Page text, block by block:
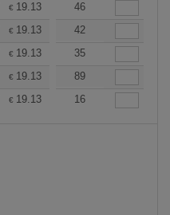
€ 19.13 18.18
46
€ 19.13 18.18
42
€ 19.13 18.18
35
€ 19.13 18.18
89
€ 19.13 18.18
16